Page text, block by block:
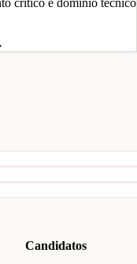
crítico e domínio técnico
Candidatos